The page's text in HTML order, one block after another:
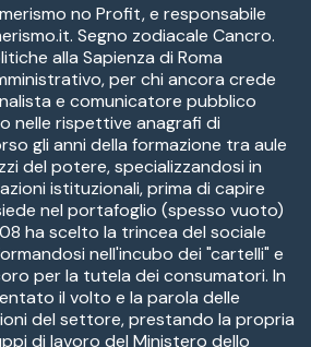
no Profit, e responsabile
Segno zodiacale Cancro.
alla Sapienza di Roma
per chi ancora crede
e comunicatore pubblico
nelle rispettive anagrafi di
gli anni della formazione tra aule
del potere, specializzandosi in
istituzionali, prima di capire
nel portafoglio (spesso vuoto)
ha scelto la trincea del sociale
nell'incubo dei "cartelli" e
per la tutela dei consumatori. In
il volto e la parola delle
del settore, prestando la propria
di lavoro del Ministero dello